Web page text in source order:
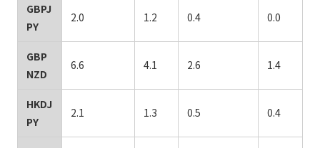
GBPJ
PY
2.0 1.2 0.4 0.0
GBP
NZD
6.6 4.1 2.6 1.4
HKDJ
PY
2.1 1.3 0.5 0.4